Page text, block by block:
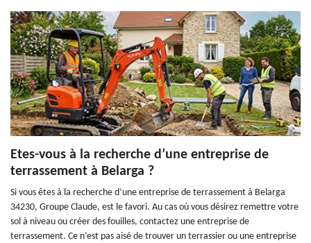
Etes-vous à la recherche d’une entreprise de
terrassement à Belarga ?
Si vous êtes à la recherche d’une entreprise de terrassement à Belarga
34230, Groupe Claude, est le favori. Au cas où vous désirez remettre votre
sol à niveau ou créer des fouilles, contactez une entreprise de
terrassement. Ce n’est pas aisé de trouver un terrassier ou une entreprise